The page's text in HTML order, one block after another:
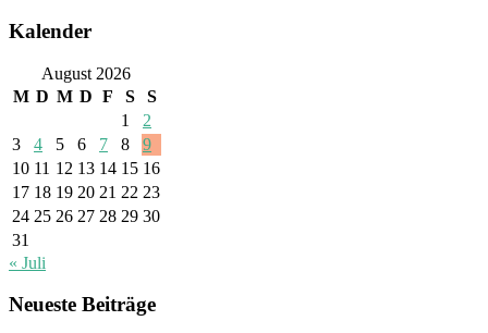
Kalender
August 2026
M D M D F S
S
1
2
3
4 5 6 7 8
9
10 11 12 13 14 15 16
17 18 19 20 21 22 23
24 25 26 27 28 29 30
31
« Juli
Neueste Beiträge